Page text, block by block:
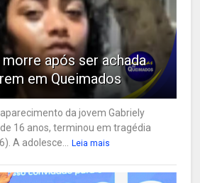
após ser achada
em Queimados
da jovem Gabriely
16 anos, terminou em tragédia
A adolesce...
Leia mais